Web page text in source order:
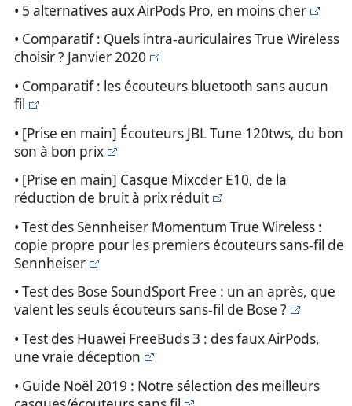
• 5 alternatives aux AirPods Pro, en moins cher
• Comparatif : Quels intra-auriculaires True Wireless
choisir ? Janvier 2020
• Comparatif : les écouteurs bluetooth sans aucun
fil
• [Prise en main] Écouteurs JBL Tune 120tws, du bon
son à bon prix
• [Prise en main] Casque Mixcder E10, de la
réduction de bruit à prix réduit
• Test des Sennheiser Momentum True Wireless :
copie propre pour les premiers écouteurs sans-fil de
Sennheiser
• Test des Bose SoundSport Free : un an après, que
valent les seuls écouteurs sans-fil de Bose ?
• Test des Huawei FreeBuds 3 : des faux AirPods,
une vraie déception
• Guide Noël 2019 : Notre sélection des meilleurs